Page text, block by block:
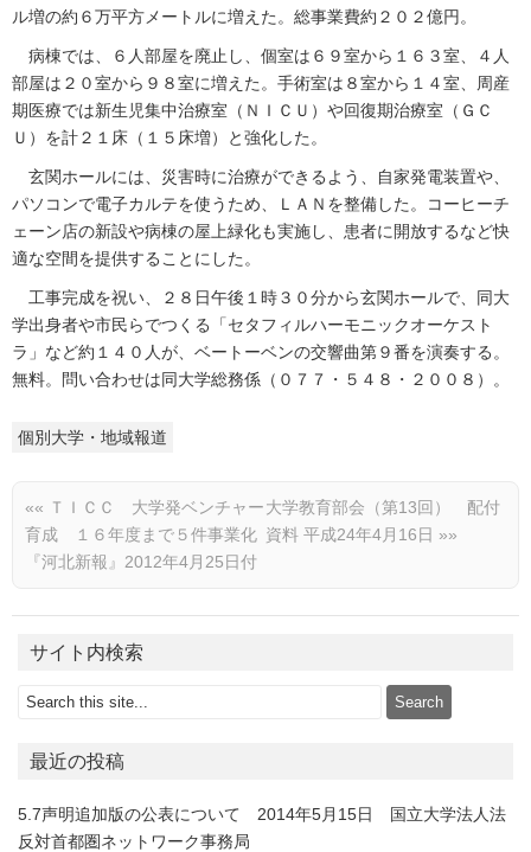
ル増の約６万平方メートルに増えた。総事業費約２０２億円。
病棟では、６人部屋を廃止し、個室は６９室から１６３室、４人
部屋は２０室から９８室に増えた。手術室は８室から１４室、周産
期医療では新生児集中治療室（ＮＩＣＵ）や回復期治療室（ＧＣ
Ｕ）を計２１床（１５床増）と強化した。
玄関ホールには、災害時に治療ができるよう、自家発電装置や、
パソコンで電子カルテを使うため、ＬＡＮを整備した。コーヒーチ
ェーン店の新設や病棟の屋上緑化も実施し、患者に開放するなど快
適な空間を提供することにした。
工事完成を祝い、２８日午後１時３０分から玄関ホールで、同大
学出身者や市民らでつくる「セタフィルハーモニックオーケスト
ラ」など約１４０人が、ベートーベンの交響曲第９番を演奏する。
無料。問い合わせは同大学総務係（０７７・５４８・２００８）。
個別大学・地域報道
«« ＴＩＣＣ 大学発ベンチャー
育成 １６年度まで５件事業化
『河北新報』2012年4月25日付
大学教育部会（第13回） 配付
資料 平成24年4月16日 »»
サイト内検索
最近の投稿
5.7声明追加版の公表について 2014年5月15日 国立大学法人法
反対首都圏ネットワーク事務局